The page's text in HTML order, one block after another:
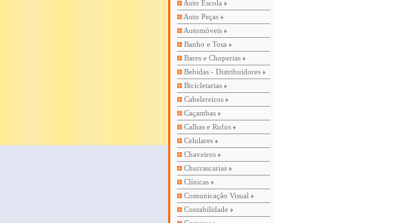
Auto Escola
Auto Peças
Automóveis
Banho e Tosa
Bares e Choperias
Bebidas - Distribuidores
Bicicletarias
Cabelereiros
Caçambas
Calhas e Rufos
Celulares
Chaveiros
Churrascarias
Clínicas
Comunicação Visual
Contabilidade